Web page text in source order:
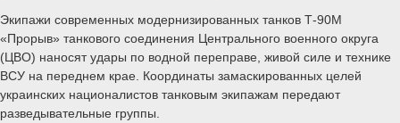
Экипажи современных модернизированных танков Т-90М
«Прорыв» танкового соединения Центрального военного округа
(ЦВО) наносят удары по водной переправе, живой силе и технике
ВСУ на переднем крае. Координаты замаскированных целей
украинских националистов танковым экипажам передают
разведывательные группы.